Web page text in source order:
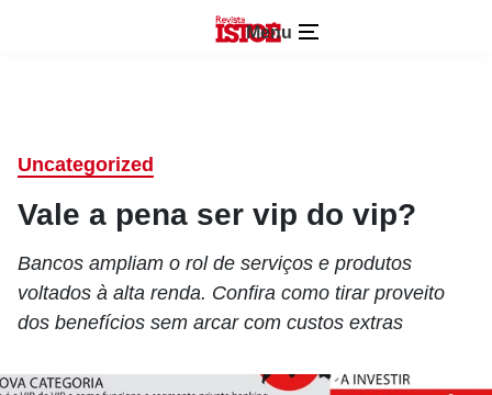
Menu
Uncategorized
Vale a pena ser vip do vip?
Bancos ampliam o rol de serviços e produtos
voltados à alta renda. Confira como tirar proveito
dos benefícios sem arcar com custos extras